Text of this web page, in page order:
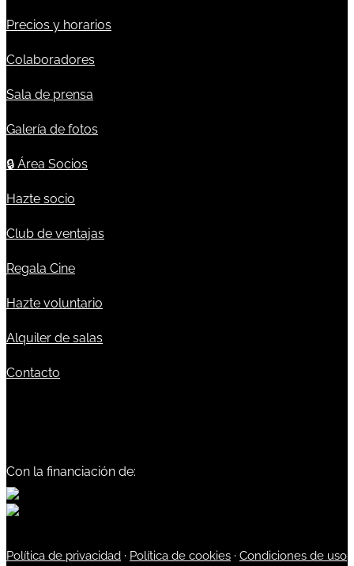
Precios y horarios
Colaboradores
Sala de prensa
Galería de fotos
🔒 Área Socios
Hazte socio
Club de ventajas
Regala Cine
Hazte voluntario
Alquiler de salas
Contacto
Con la financiación de:
Política de privacidad · Política de cookies · Condiciones de uso